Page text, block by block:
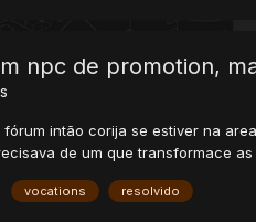
npc de promotion,
intão corija se estiver na
de um que transformace as
vocations resolvido